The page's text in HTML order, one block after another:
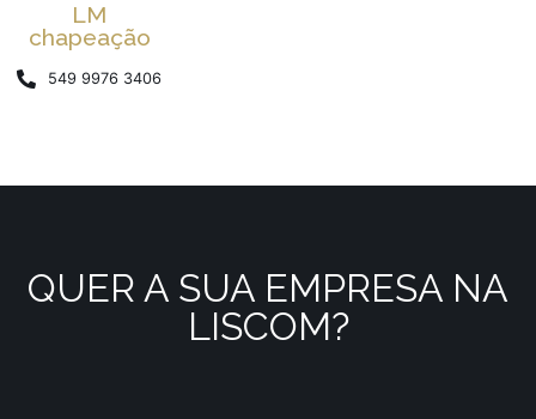
LM
chapeação
549 9976 3406
QUER A SUA EMPRESA NA
LISCOM?